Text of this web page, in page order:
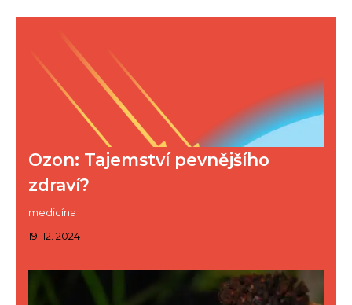
Ozon: Tajemství pevnějšího
zdraví?
medicína
19. 12. 2024